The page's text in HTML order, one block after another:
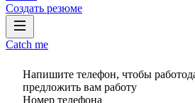
Создать резюме
Catch me
Напишите телефон, чтобы
предложить вам работу
Номер телефона